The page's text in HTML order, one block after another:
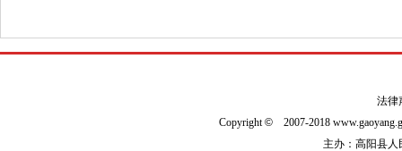
法律
Copyright© 2007-2018
主办：高阳县人